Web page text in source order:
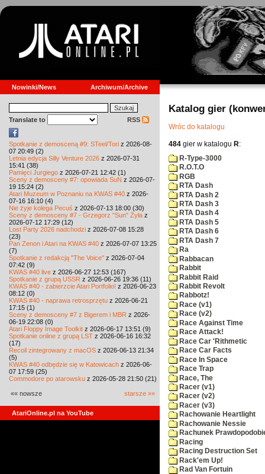
Nowinki/News Archiwum/Archive
Translate to RSS
Spotkanie z demosceną #9: STeel/Tori z 2026-08-
07 20:49 (2)
Letnia edycja Silly Venture 2026 z 2026-07-31
15:41 (38)
Pamięci Jurgiego z 2026-07-21 12:42 (1)
Sceny z demosceny #7: opowiada SuN z 2026-07-
19 15:24 (2)
Atari Muzeum w Poznaniu na KWAS #40 z 2026-
07-16 16:10 (4)
Nie żyje kolega Pecuś z 2026-07-13 18:00 (30)
Sceny z demosceny #7 - Grzegorz "Sun" Żyła z
2026-07-12 17:29 (12)
Lost Party 2026 nadchodzi z 2026-07-08 15:28
(23)
Pan Zenon i Atari na KWAS #40 z 2026-07-07 13:25
(7)
Spotkanie z redakcją "The Voice" z 2026-07-04
07:42 (9)
KWAS #40 live z 2026-06-27 12:53 (167)
Spotkanie z grupą USSR z 2026-06-26 19:36 (11)
KWAS #40 - zabierzcie Atari Portfolio! z 2026-06-23
08:12 (0)
KWAS #40 - naprawa retrosprzętu z 2026-06-21
17:15 (1)
Sceny z demosceny #7 z Bigerem i MBR z 2026-
06-19 22:08 (0)
Atari Floppy Image Toolkit z 2026-06-17 13:51 (9)
Spotkanie online z grupą LST z 2026-06-16 16:32
(17)
Recoil zintegrowany z macOS z 2026-06-13 21:34
(5)
KWAS #40 odbędzie się w Katowicach z 2026-06-
07 17:59 (25)
Commodore po atarowsku z 2026-05-28 21:50 (21)
«« nowsze starsze »»
AtariOnline.pl na YouTube
Katalog gier
Wróc do katalogu
484 gier w katalogu R:
R-Type-3000
R.O.T.O
RGB
RTA Dash
RTA Dash 2
RTA Dash 3
RTA Dash 4
RTA Dash 5
RTA Dash 6
RTA Dash 7
Ra
Rabbacan
Rabbit
Rabbit Raid
Rabbit Revolt
Rabbotz!
Race (v1)
Race (v2)
Race Against Time
Race Attack!
Race Car 'Rithmetic
Race Car Facts
Race In Space
Race Trap
Race, The
Racer (v1)
Racer (v2)
Racer (v3)
Rachowanie Heartlight
Rachowanie Nessie
Rachunek
Racing
Racing Destruction Set
Rack'em Up!
Rad Van Fortuin